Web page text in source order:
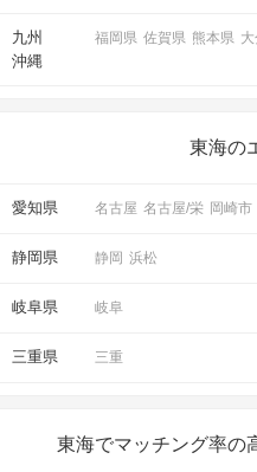
九州
沖縄
福岡県 佐賀県 熊本県
東海の
愛知県 名古屋 名古屋/栄 岡崎市
静岡県 静岡 浜松
岐阜県 岐阜
三重県 三重
東海でマッチング率の